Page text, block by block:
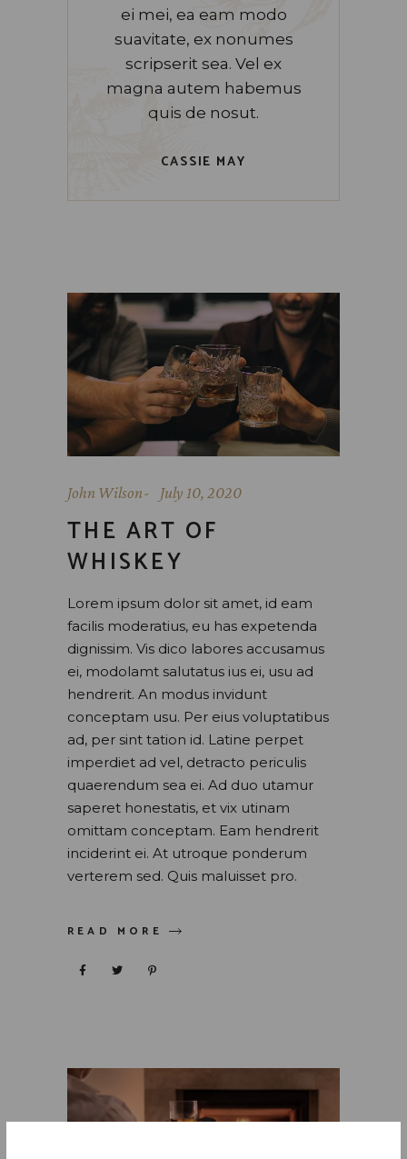
ei mei, ea eam modo
suavitate, ex nonumes
scripserit sea. Vel ex
magna autem habemus
quis de nosut.
CASSIE MAY
John Wilson July 10, 2020
THE ART OF
WHISKEY
Lorem ipsum dolor sit amet, id eam
facilis moderatius, eu has expetenda
dignissim. Vis dico labores accusamus
ei, modolamt salutatus ius ei, usu ad
hendrerit. An modus invidunt
conceptam usu. Per eius voluptatibus
ad, per sint tation id. Latine perpet
imperdiet ad vel, detracto periculis
quaerendum sea ei. Ad duo utamur
saperet honestatis, et vix utinam
omittam conceptam. Eam hendrerit
inciderint ei. At utroque ponderum
verterem sed. Quis maluisset pro.
READ MORE